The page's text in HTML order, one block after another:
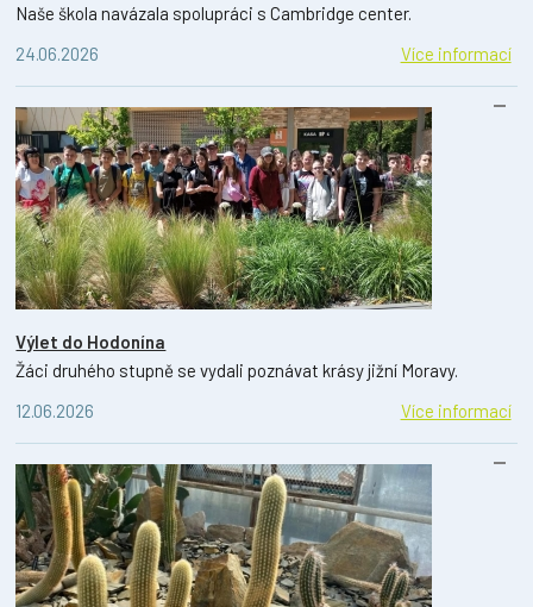
Naše škola navázala spolupráci s Cambridge center.
24.06.2026
Více informací
Výlet do Hodonína
Žáci druhého stupně se vydali poznávat krásy jižní Moravy.
12.06.2026
Více informací